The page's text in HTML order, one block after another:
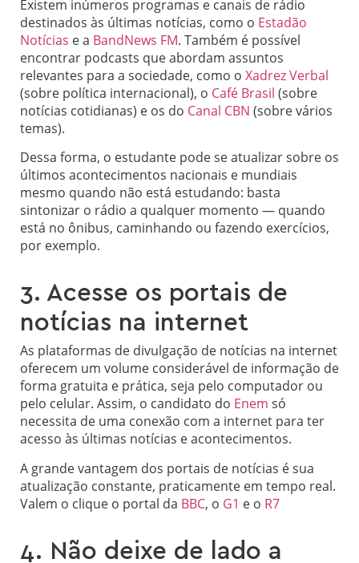
Existem inúmeros programas e canais de rádio
destinados às últimas notícias, como o Estadão
Notícias e a BandNews FM. Também é possível
encontrar podcasts que abordam assuntos
relevantes para a sociedade, como o Xadrez Verbal
(sobre política internacional), o Café Brasil (sobre
notícias cotidianas) e os do Canal CBN (sobre vários
temas).
Dessa forma, o estudante pode se atualizar sobre os
últimos acontecimentos nacionais e mundiais
mesmo quando não está estudando: basta
sintonizar o rádio a qualquer momento — quando
está no ônibus, caminhando ou fazendo exercícios,
por exemplo.
3. Acesse os portais de
notícias na internet
As plataformas de divulgação de notícias na internet
oferecem um volume considerável de informação de
forma gratuita e prática, seja pelo computador ou
pelo celular. Assim, o candidato do Enem só
necessita de uma conexão com a internet para ter
acesso às últimas notícias e acontecimentos.
A grande vantagem dos portais de notícias é sua
atualização constante, praticamente em tempo real.
Valem o clique o portal da BBC, o G1 e o R7
4. Não deixe de lado a